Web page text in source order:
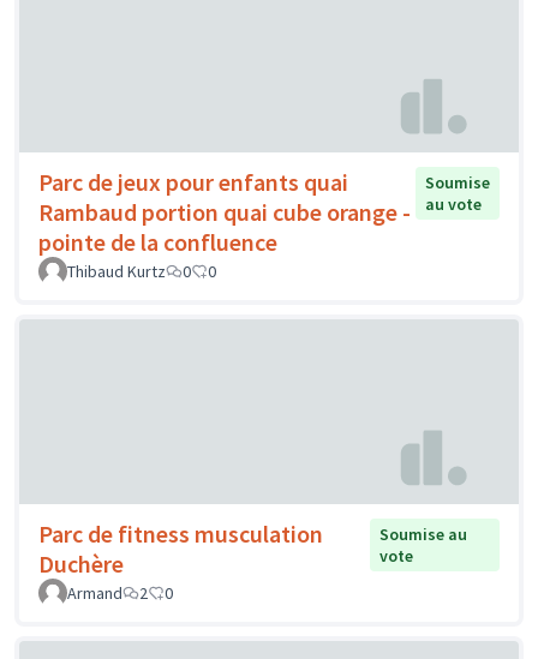
Parc de jeux pour enfants quai
Rambaud portion quai cube orange -
pointe de la confluence
Soumise
au vote
Thibaud Kurtz 0 0
Parc de fitness musculation
Duchère
Soumise au
vote
Armand
2 0